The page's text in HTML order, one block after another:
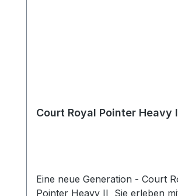
Court Royal Pointer Heavy
Eine neue Generation - Court
Pointer Heavy II Sie erleben